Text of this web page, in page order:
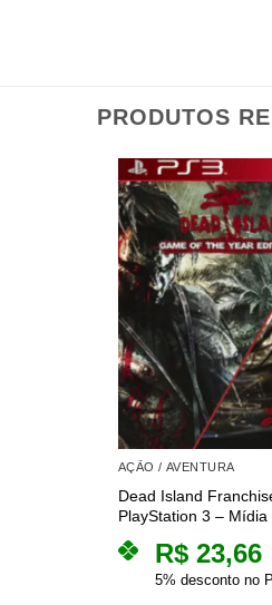
PRODUTOS
AÇÃO / AVENTURA
Dead Island
PlayStation 3 – Mídia
R$23,66
5% desconto no